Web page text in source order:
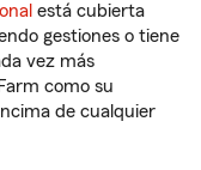
está cubierta
gestiones o tiene
vez más
como su
de cualquier